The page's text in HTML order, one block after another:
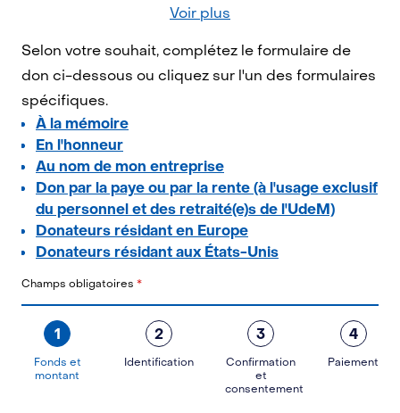
Voir plus
Selon votre souhait, complétez le formulaire de
don ci-dessous ou cliquez sur l'un des formulaires
spécifiques.
À la mémoire
En l'honneur
Au nom de mon entreprise
Don par la paye ou par la rente (à l'usage exclusif
du personnel et des retraité(e)s de l'UdeM)
Donateurs résidant en Europe
Donateurs résidant aux États-Unis
Champs obligatoires *
1
Fonds et
montant
2
Identification
3
Confirmation
et
consentement
4
Paiement